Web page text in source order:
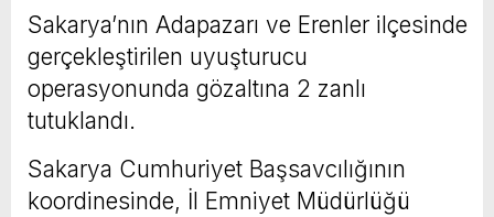
Sakarya’nın Adapazarı ve Erenler ilçesinde
gerçekleştirilen uyuşturucu
operasyonunda gözaltına 2 zanlı
tutuklandı.
Sakarya Cumhuriyet Başsavcılığının
koordinesinde, İl Emniyet Müdürlüğü